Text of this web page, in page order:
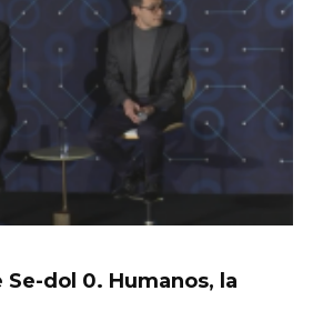
Se-dol 0. Humanos, la